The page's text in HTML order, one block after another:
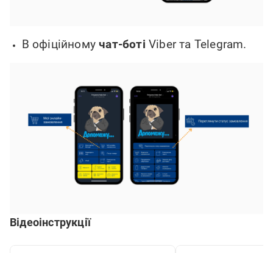
В офіційномучат-боті Viber та Telegram.
Відеоінструкції